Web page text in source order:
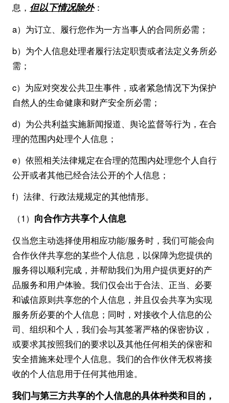
息， 但以下情况除外：
a）为订立、履行您作为一方当事人的合同所必需；
b）为个人信息处理者履行法定职责或者法定义务所必
需；
c）为应对突发公共卫生事件，或者紧急情况下为保护
自然人的生命健康和财产安全所必需；
d）为公共利益实施新闻报道、舆论监督等行为，在合
理的范围内处理个人信息；
e）依照相关法律规定在合理的范围内处理您个人自行
公开或者其他已经合法公开的个人信息；
f）法律、行政法规规定的其他情形。
（1） 向合作方共享个人信息
仅当您主动选择使用相应功能/服务时，我们可能会向
合作伙伴共享您的某些个人信息，以保障为您提供的
服务得以顺利完成，并帮助我们为用户提供更好的产
品服务和用户体验。我们仅会出于合法、正当、必要
和诚信原则共享您的个人信息，并且仅会共享为实现
服务所必要的个人信息；同时，对接收个人信息的公
司、组织和个人，我们会与其签署严格的保密协议，
或要求其按照我们的要求以及其他任何相关的保密和
安全措施来处理个人信息。我们的合作伙伴无权将接
收的个人信息用于任何其他用途。
我们与第三方共享的个人信息的具体种类和目的，